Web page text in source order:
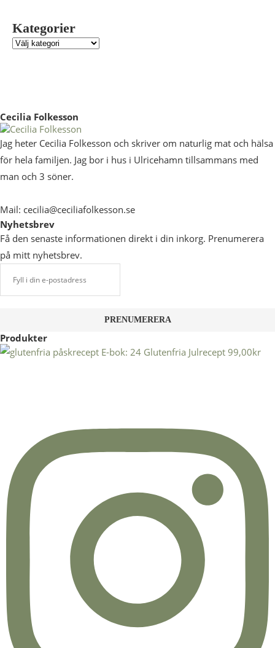
Kategorier
Cecilia Folkesson
Jag heter Cecilia Folkesson och skriver om naturlig mat och hälsa
för hela familjen. Jag bor i hus i Ulricehamn tillsammans med
man och 3 söner.
Mail: cecilia@ceciliafolkesson.se
Nyhetsbrev
Få den senaste informationen direkt i din inkorg. Prenumerera
på mitt nyhetsbrev.
Produkter
E-bok: 24 Glutenfria Julrecept 99,00kr